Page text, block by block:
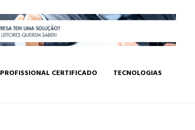
PROFISSIONAL CERTIFICADO
TECNOLOGIAS